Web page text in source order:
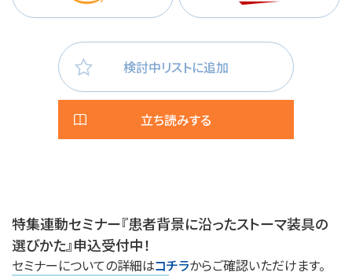
検討中リストに追加
立ち読みする
特集連動セミナー『患者背景に沿ったストーマ装具の
選びかた』申込受付中！
セミナーについての詳細はコチラからご確認いただけます。